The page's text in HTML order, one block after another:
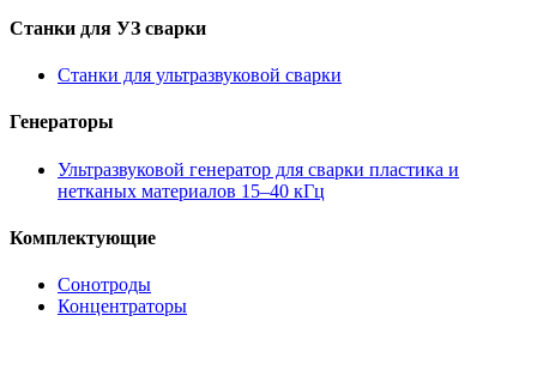
Станки для УЗ сварки
Станки для ультразвуковой сварки
Генераторы
Ультразвуковой генератор для сварки пластика и
нетканых материалов 15–40 кГц
Комплектующие
Сонотроды
Концентраторы